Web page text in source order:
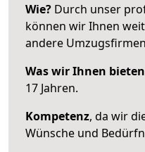
Wie? Durch unser
können wir Ihnen
andere
Was wir Ihnen
17 Jahren.
Kompetenz, da wir
Wünsche und